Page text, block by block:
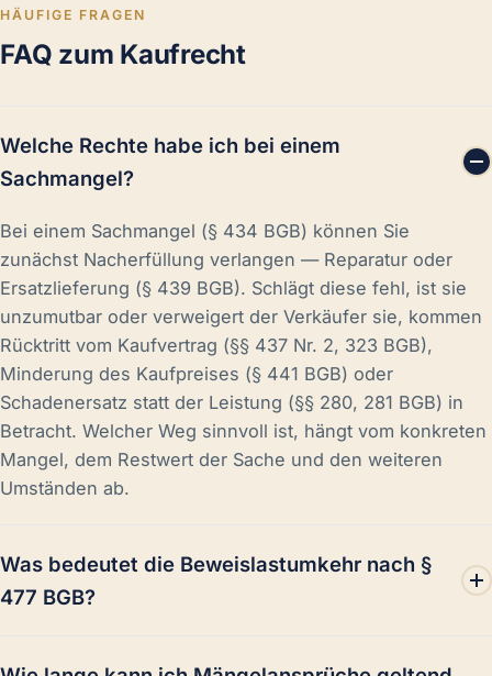
HÄUFIGE FRAGEN
FAQ zum Kaufrecht
Welche Rechte habe ich bei einem
Sachmangel?
Bei einem Sachmangel (§ 434 BGB) können Sie
zunächst Nacherfüllung verlangen — Reparatur oder
Ersatzlieferung (§ 439 BGB). Schlägt diese fehl, ist sie
unzumutbar oder verweigert der Verkäufer sie, kommen
Rücktritt vom Kaufvertrag (§§ 437 Nr. 2, 323 BGB),
Minderung des Kaufpreises (§ 441 BGB) oder
Schadenersatz statt der Leistung (§§ 280, 281 BGB) in
Betracht. Welcher Weg sinnvoll ist, hängt vom konkreten
Mangel, dem Restwert der Sache und den weiteren
Umständen ab.
Was bedeutet die Beweislastumkehr nach §
477 BGB?